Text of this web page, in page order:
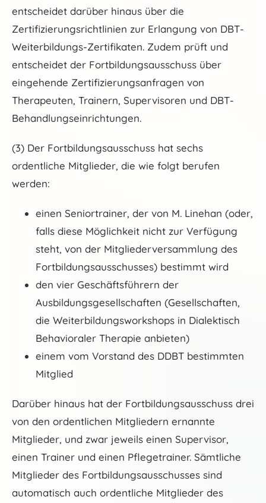
entscheidet darüber hinaus über die
Zertifizierungsrichtlinien zur Erlangung von DBT-
Weiterbildungs-Zertifikaten. Zudem prüft und
entscheidet der Fortbildungsausschuss über
eingehende Zertifizierungsanfragen von
Therapeuten, Trainern, Supervisoren und DBT-
Behandlungseinrichtungen.
(3) Der Fortbildungsausschuss hat sechs
ordentliche Mitglieder, die wie folgt berufen
werden:
einen Seniortrainer, der von M. Linehan (oder,
falls diese Möglichkeit nicht zur Verfügung
steht, von der Mitgliederversammlung des
Fortbildungsausschusses) bestimmt wird
den vier Geschäftsführern der
Ausbildungsgesellschaften (Gesellschaften,
die Weiterbildungsworkshops in Dialektisch
Behavioraler Therapie anbieten)
einem vom Vorstand des DDBT bestimmten
Mitglied
Darüber hinaus hat der Fortbildungsausschuss drei
von den ordentlichen Mitgliedern ernannte
Mitglieder, und zwar jeweils einen Supervisor,
einen Trainer und einen Pflegetrainer. Sämtliche
Mitglieder des Fortbildungsausschusses sind
automatisch auch ordentliche Mitglieder des